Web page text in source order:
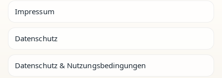
Impressum
Datenschutz
Datenschutz & Nutzungsbedingungen